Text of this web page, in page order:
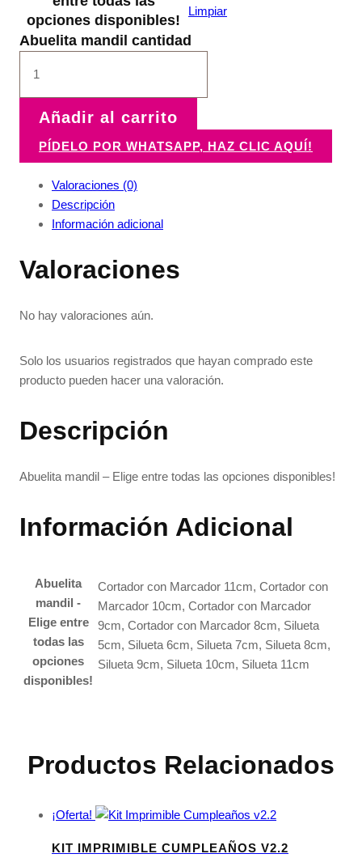
opciones disponibles!
Limpiar
Abuelita mandil cantidad
Añadir al carrito
PÍDELO POR WHATSAPP, HAZ CLIC AQUÍ!
Valoraciones (0)
Descripción
Información adicional
Valoraciones
No hay valoraciones aún.
Solo los usuarios registrados que hayan comprado este
producto pueden hacer una valoración.
Descripción
Abuelita mandil – Elige entre todas las opciones disponibles!
Información Adicional
Abuelita
mandil -
Elige entre
todas las
opciones
disponibles!
Cortador con Marcador 11cm, Cortador con
Marcador 10cm, Cortador con Marcador
9cm, Cortador con Marcador 8cm, Silueta
5cm, Silueta 6cm, Silueta 7cm, Silueta 8cm,
Silueta 9cm, Silueta 10cm, Silueta 11cm
Productos Relacionados
¡Oferta!
KIT IMPRIMIBLE CUMPLEAÑOS V2.2